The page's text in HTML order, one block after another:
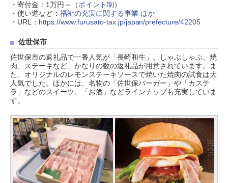
・寄付金：1万円～（ポイント制 ）
・使い道など： 福祉の充実に関する事業 ほか
・URL： https://www.furusato-tax.jp/japan/prefecture/42205
佐世保市
佐世保市の返礼品で一番人気が「長崎和牛」。しゃぶしゃぶ、焼
肉、ステーキなど、かなりの数の返礼品が用意されています。ま
た、オリジナルのレモンステーキソースで焼いた焼肉の試食は大
人気でした。ほかには、名物の「佐世保バーガー」や「カステ
ラ」などのスイーツ、「お酒」などラインナップも充実していま
す。